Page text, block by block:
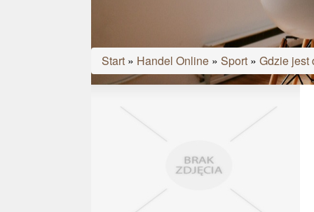
Start » Handel Online » Sport » Gdzie jest